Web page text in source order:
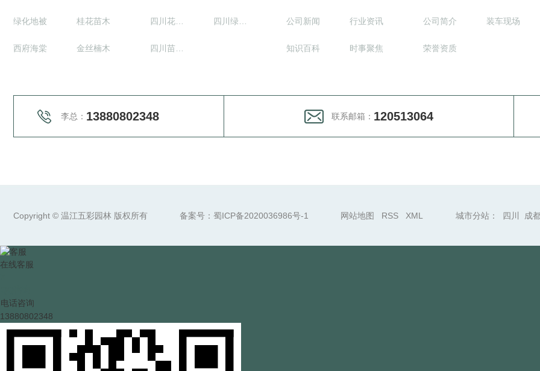
绿化地被 桂花苗木
西府海棠 金丝楠木
四川花卉种植基地 四川绿化地被植物
四川苗木供应
公司新闻 行业资讯
知识百科 时事聚焦
公司简介 装车现场
荣誉资质
李总： 13880802348 联系邮箱： 120513064
Copyright © 温江五彩园林 版权所有 备案号：蜀ICP备2020036986号-1 网站地图 RSS XML 城市分站： 四川 成
在线客服
电话咨询
13880802348